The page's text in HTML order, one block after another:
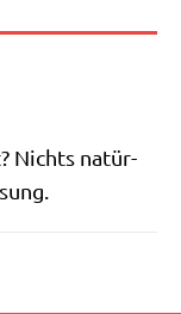
Nichts natür­